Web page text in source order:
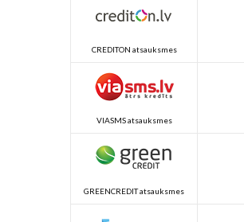
CREDITON atsauksmes
VIASMS atsauksmes
GREENCREDIT atsauksmes